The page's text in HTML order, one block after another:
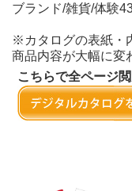
ブランド/雑貨/体験
※カタログの表紙・
商品内容が大幅に変
こちらで全ページ閲